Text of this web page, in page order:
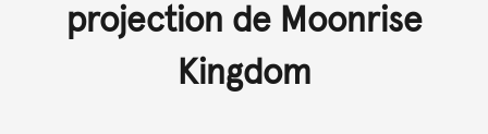
projection de Moonrise
Kingdom